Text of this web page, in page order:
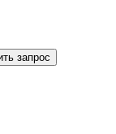
запрос